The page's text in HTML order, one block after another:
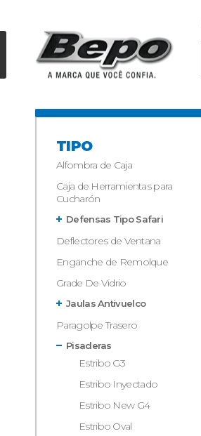
TIPO
Alfombra de Caja
Caja de Herramientas para
Cucharón
Defensas Tipo Safari
Deflectores de Ventana
Enganche de Remolque
Grade De Vidrio
Jaulas Antivuelco
Paragolpe Trasero
Pisaderas
Estribo G3
Estribo Inyectado
Estribo New G4
Estribo Oval